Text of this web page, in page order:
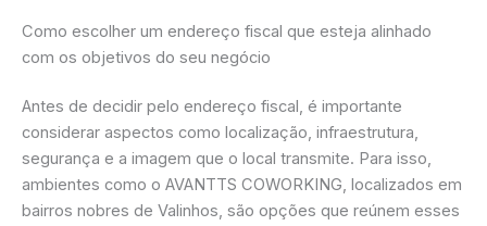
Como escolher um endereço fiscal que esteja alinhado
com os objetivos do seu negócio
Antes de decidir pelo endereço fiscal, é importante
considerar aspectos como localização, infraestrutura,
segurança e a imagem que o local transmite. Para isso,
ambientes como o AVANTTS COWORKING, localizados em
bairros nobres de Valinhos, são opções que reúnem esses